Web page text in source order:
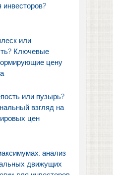
инвесторов?
или
Ключевые
цену
или пузырь?
взгляд на
цен
анализ
движущих